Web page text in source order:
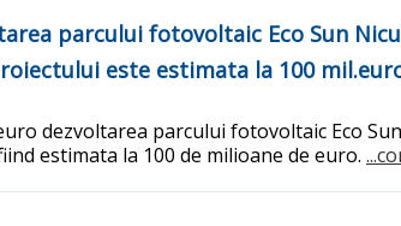
parcului fotovoltaic Eco Sun
este estimata la 100
dezvoltarea parcului fotovoltaic Eco
estimata la 100 de milioane de euro.